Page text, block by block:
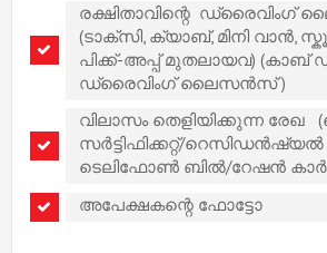
രക്ഷിതാവിന്റെ
(ടാക്സി, ക്യാബ്, മിനി വാൻ,
പിക്ക്-അപ്പ് മുതലായവ) (കാബ്
ഡ്രൈവിംഗ് ലൈസൻസ് )
വിലാസം തെളിയിക്കുന്ന
സർട്ടിഫിക്കറ്റ്/റെസിഡൻഷ്യൽ
ടെലിഫോൺ ബിൽ/റേഷൻ
അപേക്ഷകന്റെ ഫോട്ടോ